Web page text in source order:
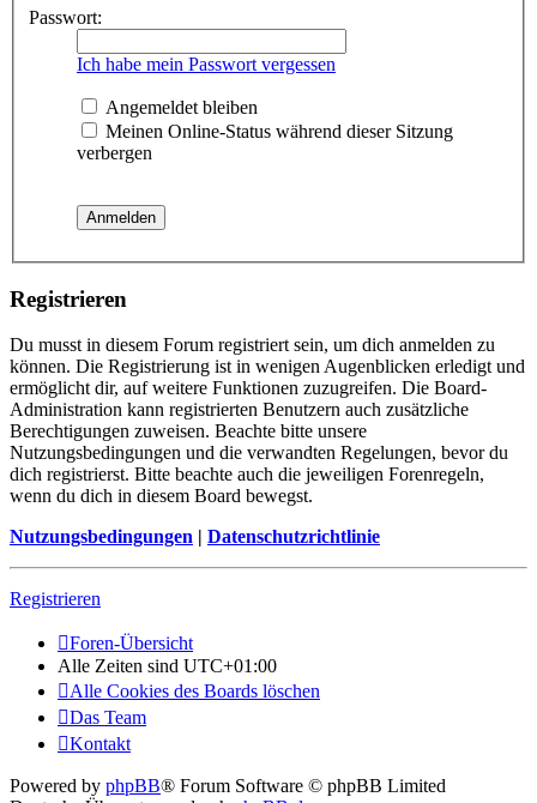
Passwort:
Ich habe mein Passwort vergessen
Angemeldet bleiben
Meinen Online-Status während dieser Sitzung
verbergen
Registrieren
Du musst in diesem Forum registriert sein, um dich anmelden zu
können. Die Registrierung ist in wenigen Augenblicken erledigt und
ermöglicht dir, auf weitere Funktionen zuzugreifen. Die Board-
Administration kann registrierten Benutzern auch zusätzliche
Berechtigungen zuweisen. Beachte bitte unsere
Nutzungsbedingungen und die verwandten Regelungen, bevor du
dich registrierst. Bitte beachte auch die jeweiligen Forenregeln,
wenn du dich in diesem Board bewegst.
Nutzungsbedingungen | Datenschutzrichtlinie
Registrieren
Foren-Übersicht
Alle Zeiten sind UTC+01:00
Alle Cookies des Boards löschen
Das Team
Kontakt
Powered by phpBB® Forum Software © phpBB Limited